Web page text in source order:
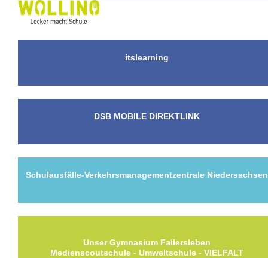
itslearning
DSB MOBILE DIREKTLINK
Schulausfälle-Verkehrsmanagementzentrale Niedersachsen
Unser Gymnasium Fallersleben
Medienscoutschule - Umweltschule - VIELFALT